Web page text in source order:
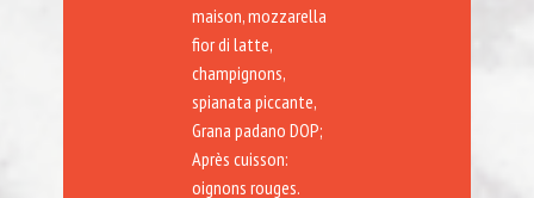
maison, mozzarella
fior di latte,
champignons,
spianata piccante,
Grana padano DOP;
Après cuisson:
oignons rouges.